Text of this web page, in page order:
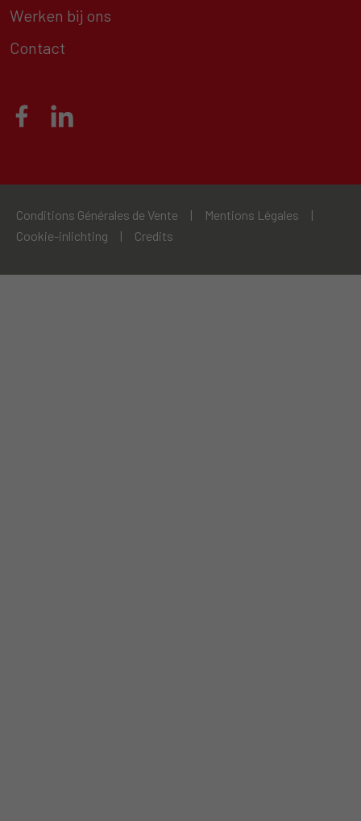
Werken bij ons
Contact
Conditions Générales de Vente | Mentions Légales
|
Cookie-inlichting
| Credits